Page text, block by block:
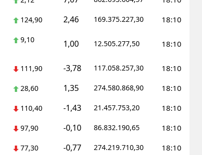
124,90 2,46 169.375.227,30 18:10
9,10 1,00 12.505.277,50 18:10
111,90 -3,78 117.058.257,30 18:10
28,60 1,35 274.580.868,90 18:10
110,40 -1,43 21.457.753,20 18:10
97,90 -0,10 86.832.190,65 18:10
77,30 -0,77 274.219.710,30 18:10